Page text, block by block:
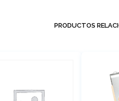
PRODUCTOS